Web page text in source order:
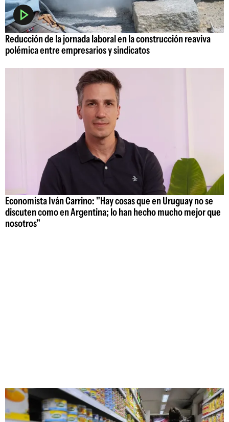
Reducción de la jornada laboral en la construcción reaviva
polémica entre empresarios y sindicatos
Economista Iván Carrino: "Hay cosas que en Uruguay no se
discuten como en Argentina; lo han hecho mucho mejor que
nosotros"